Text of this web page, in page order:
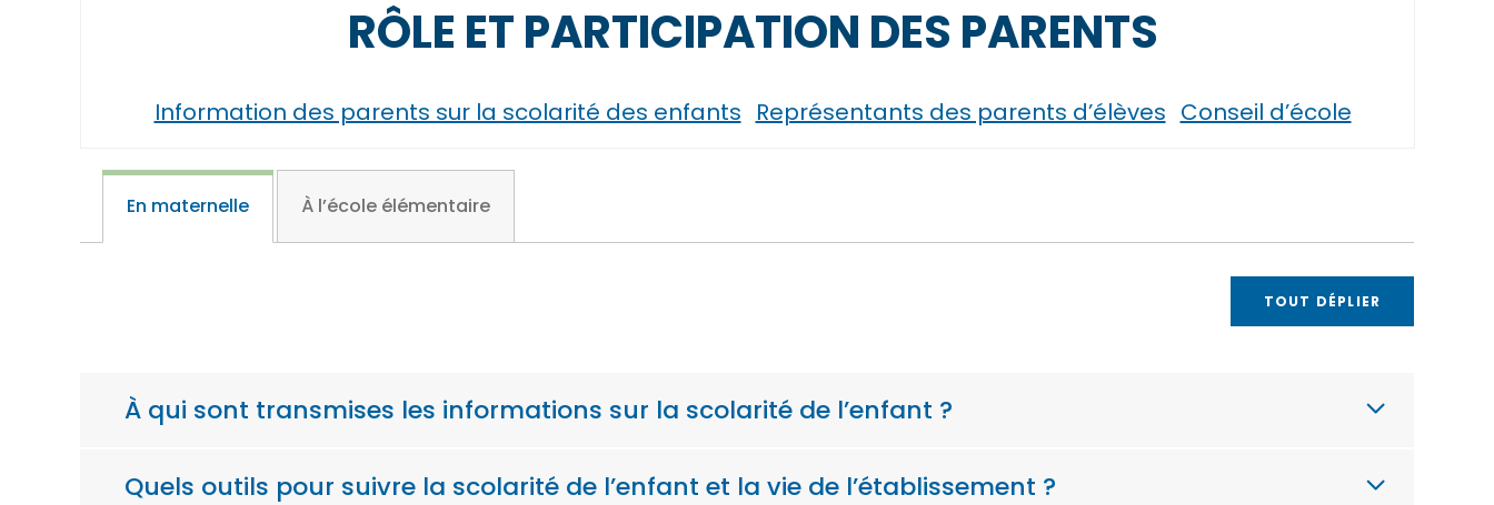
RÔLE ET PARTICIPATION DES PARENTS
Information des parents sur la scolarité des enfants Représentants des parents d’élèves Conseil d’école
En maternelle À l’école élémentaire
TOUT DÉPLIER
À qui sont transmises les informations sur la scolarité de l’enfant ?
Quels outils pour suivre la scolarité de l’enfant et la vie de l’établissement ?